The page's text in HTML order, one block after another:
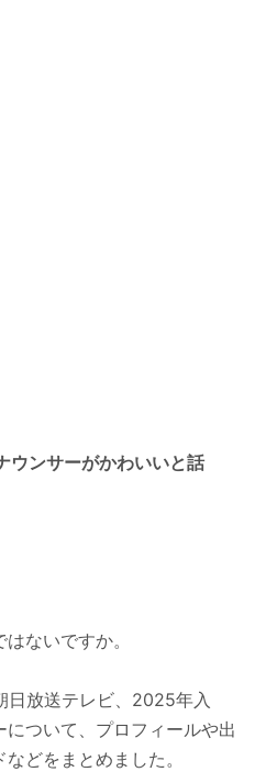
ウンサーがかわいいと話
はないですか。
日放送テレビ、2025年入
ついて、プロフィールや出
どをまとめました。